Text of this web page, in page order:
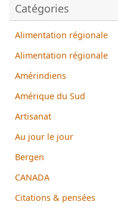
Catégories
Alimentation régionale
Alimentation régionale
Amérindiens
Amérique du Sud
Artisanat
Au jour le jour
Bergen
CANADA
Citations & pensées